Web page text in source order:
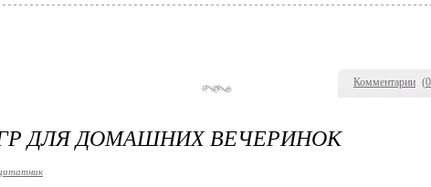
Комментарии (0
ДЛЯ ДОМАШНИХ ВЕЧЕРИНОК